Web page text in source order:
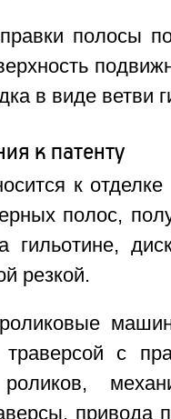
полосы
в виде ветви
к патенту
к
полос,
гильотине,
резкой.
траверсой с
привода